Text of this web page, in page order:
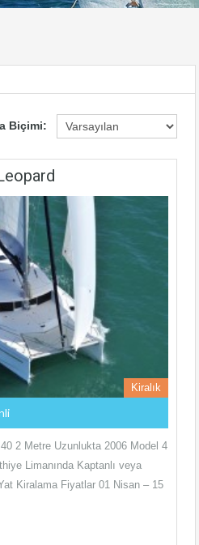
Biçimi:
Kiralık
2 Metre Uzunlukta 2006 Model 4
Limanında Kaptanlı veya
Kiralama Fiyatlar 01 Nisan – 15